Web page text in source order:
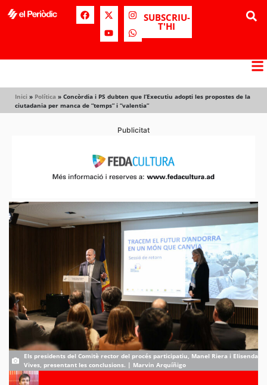
SUBSCRIU-
T'HI
Inici » Política » Concòrdia i PS dubten que l’Executiu adopti les propostes de la
ciutadania per manca de “temps” i “valentia”
Publicitat
Els presidents del Comitè rector del procés participatiu, Manel Riera i Elisenda
Vives, presentant les conclusions. | Marvin Arquíñigo